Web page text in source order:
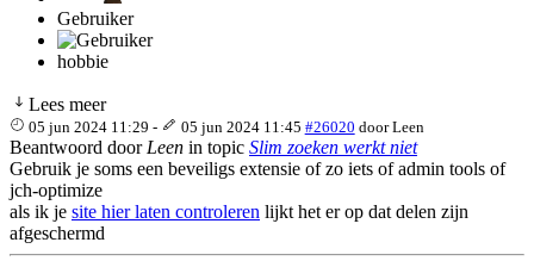
Gebruiker
hobbie
Lees meer
05 jun 2024 11:29 - 05 jun 2024 11:45 #26020 doorLeen
Beantwoord door Leen in topic Slim zoeken werkt niet
Gebruik je soms een beveiligs extensie of zo iets of admin tools of
jch-optimize
als ik je site hier laten controleren lijkt het er op dat delen zijn
afgeschermd